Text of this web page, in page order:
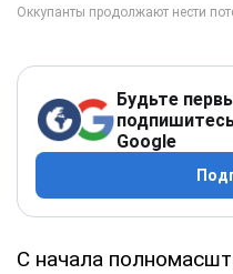
Будьте
Google
С начала